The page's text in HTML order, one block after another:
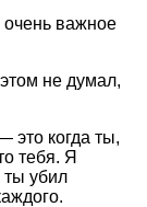
важное
не думал,
это когда ты,
тебя. Я
ты убил